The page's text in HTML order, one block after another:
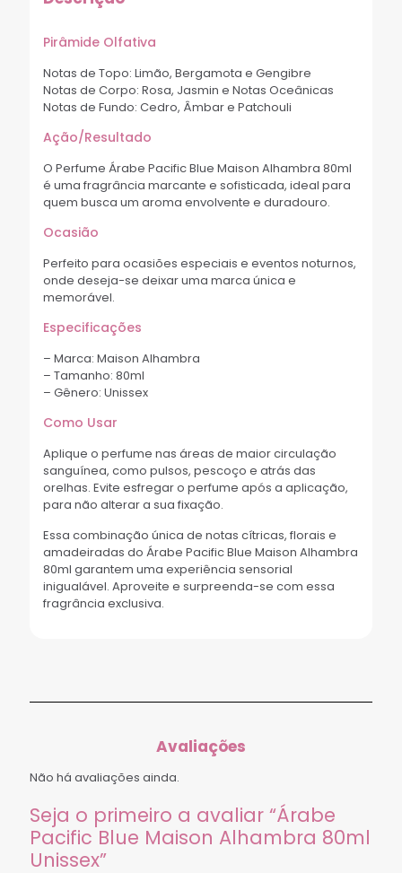
Pirâmide Olfativa
Notas de Topo: Limão, Bergamota e Gengibre
Notas de Corpo: Rosa, Jasmin e Notas Oceânicas
Notas de Fundo: Cedro, Âmbar e Patchouli
Ação/Resultado
O Perfume Árabe Pacific Blue Maison Alhambra 80ml
é uma fragrância marcante e sofisticada, ideal para
quem busca um aroma envolvente e duradouro.
Ocasião
Perfeito para ocasiões especiais e eventos noturnos,
onde deseja-se deixar uma marca única e
memorável.
Especificações
– Marca: Maison Alhambra
– Tamanho: 80ml
– Gênero: Unissex
Como Usar
Aplique o perfume nas áreas de maior circulação
sanguínea, como pulsos, pescoço e atrás das
orelhas. Evite esfregar o perfume após a aplicação,
para não alterar a sua fixação.
Essa combinação única de notas cítricas, florais e
amadeiradas do Árabe Pacific Blue Maison Alhambra
80ml garantem uma experiência sensorial
inigualável. Aproveite e surpreenda-se com essa
fragrância exclusiva.
Avaliações
Não há avaliações ainda.
Seja o primeiro a avaliar “Árabe
Pacific Blue Maison Alhambra 80ml
Unissex”